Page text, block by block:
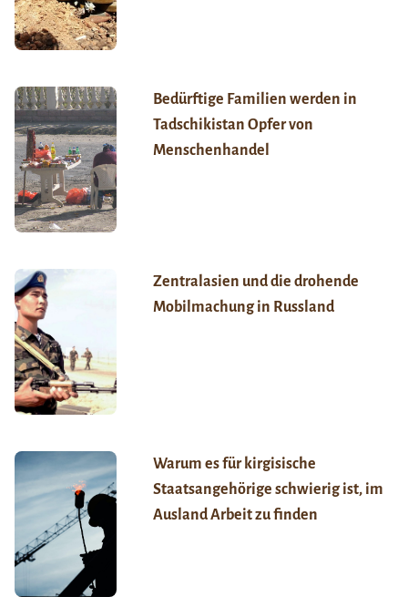
Bedürftige Familien werden in
Tadschikistan Opfer von
Menschenhandel
Zentralasien und die drohende
Mobilmachung in Russland
Warum es für kirgisische
Staatsangehörige schwierig ist, im
Ausland Arbeit zu finden